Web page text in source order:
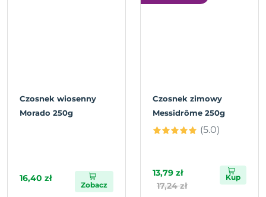
Czosnek wiosenny
Morado 250g
16,40 zł
Zobacz
Czosnek zimowy
Messidrôme 250g
(5.0)
13,79 zł
17,24 zł
Kup